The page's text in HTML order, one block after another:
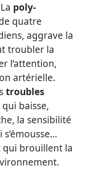
poly-
quatre
aggrave la
troubler la
l’attention,
artérielle.
troubles
qui baisse,
la sensibilité
qui brouillent la